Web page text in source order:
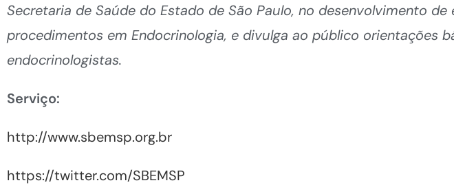
Secretaria de Saúde do Estado de São Paulo, no desenvolvimento
procedimentos em Endocrinologia, e divulga ao público orientações
endocrinologistas.
Serviço:
http://www.sbemsp.org.br
https://twitter.com/SBEMSP